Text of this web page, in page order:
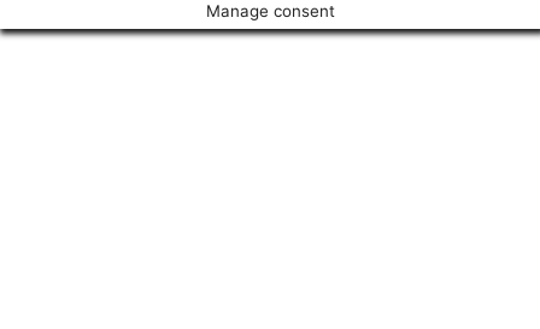
Manage consent